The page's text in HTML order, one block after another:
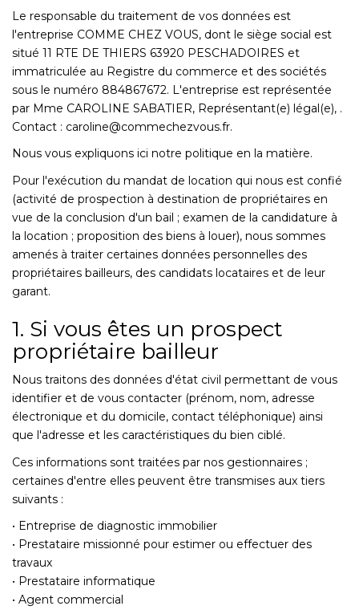
Le responsable du traitement de vos données est
l'entreprise COMME CHEZ VOUS, dont le siège social est
situé 11 RTE DE THIERS 63920 PESCHADOIRES et
immatriculée au Registre du commerce et des sociétés
sous le numéro 884867672. L'entreprise est représentée
par Mme CAROLINE SABATIER, Représentant(e) légal(e), .
Contact : caroline@commechezvous.fr.
Nous vous expliquons ici notre politique en la matière.
Pour l'exécution du mandat de location qui nous est confié
(activité de prospection à destination de propriétaires en
vue de la conclusion d'un bail ; examen de la candidature à
la location ; proposition des biens à louer), nous sommes
amenés à traiter certaines données personnelles des
propriétaires bailleurs, des candidats locataires et de leur
garant.
1. Si vous êtes un prospect
propriétaire bailleur
Nous traitons des données d'état civil permettant de vous
identifier et de vous contacter (prénom, nom, adresse
électronique et du domicile, contact téléphonique) ainsi
que l'adresse et les caractéristiques du bien ciblé.
Ces informations sont traitées par nos gestionnaires ;
certaines d'entre elles peuvent être transmises aux tiers
suivants :
• Entreprise de diagnostic immobilier
• Prestataire missionné pour estimer ou effectuer des
travaux
• Prestataire informatique
• Agent commercial